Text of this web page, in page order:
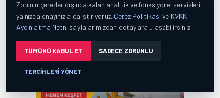
FIRMA HABERLERI • 23 TEM 2026
SOCAR TÜRKIYE’DEN
İSTANBUL
HAVACILIK EĞITIMINDE
Zorunlu çerezler dışında kalan analitik ve fonksiyonel servisleri
yalnızca onayınızla çalıştırıyoruz. Çerez Politikası ve KVKK
Aydınlatma Metni sayfalarımızdan detaylara ulaşabilirsiniz.
TÜMÜNÜ KABUL ET SADECE ZORUNLU
TERCIHLERI YÖNET